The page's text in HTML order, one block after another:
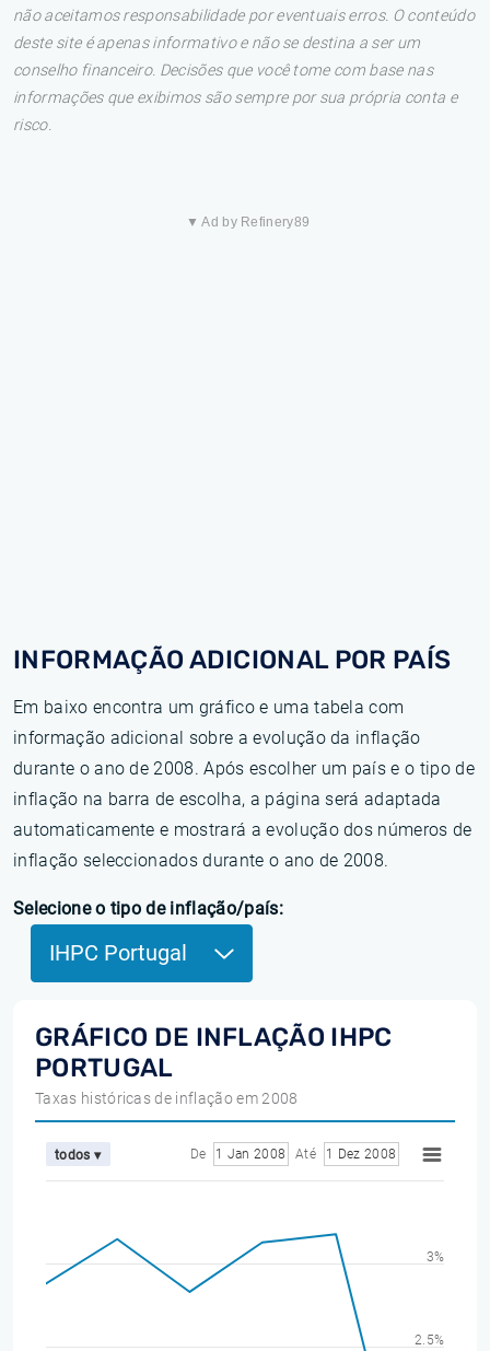
não aceitamos responsabilidade por eventuais erros. O conteúdo
deste site é apenas informativo e não se destina a ser um
conselho financeiro. Decisões que você tome com base nas
informações que exibimos são sempre por sua própria conta e
risco.
▼ Ad by Refinery89
INFORMAÇÃO ADICIONAL POR PAÍS
Em baixo encontra um gráfico e uma tabela com
informação adicional sobre a evolução da inflação
durante o ano de 2008. Após escolher um país e o tipo de
inflação na barra de escolha, a página será adaptada
automaticamente e mostrará a evolução dos números de
inflação seleccionados durante o ano de 2008.
Selecione o tipo de inflação/país:
IHPC Portugal
GRÁFICO DE INFLAÇÃO IHPC
PORTUGAL
Taxas históricas de inflação em 2008
todos ▾ De 1 Jan 2008 Até 1 Dez 2008
2.5%
3%